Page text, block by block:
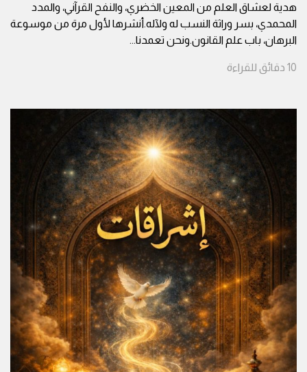
هدية لعشاق العلم من المعين الخضري، والنفح القرآني، والمدد
المحمدي، بسر وراثة النسب له ولآله.أنشرها لأول مرة من موسوعة
البرهان، باب علم القانون.ونحن تعمدنا...
10 دقائق للقراءة